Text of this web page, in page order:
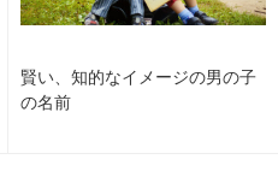
賢い、知的なイメージの男の子
の名前